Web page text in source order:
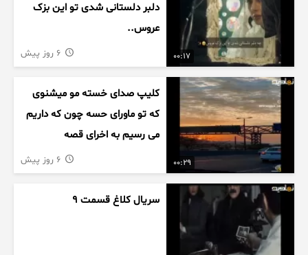
00:17
دلبر دلستانی شدی تو این بزک
عروس..
00:29
کلیپ صدای خسته مو میشنوی
که تو ماورای حسه چون که داریم
می رسیم به اخرای قصه
سریال کلاغ قسمت 9